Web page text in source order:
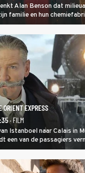
Alan Benson dat
familie en hun
in het veen de boel op
Finn Allen aan de tand te
ORIENT EXPRESS
· FILM
Istanboel naar Calais in
een van de passagiers
en zijn snor uitzoeken
is.